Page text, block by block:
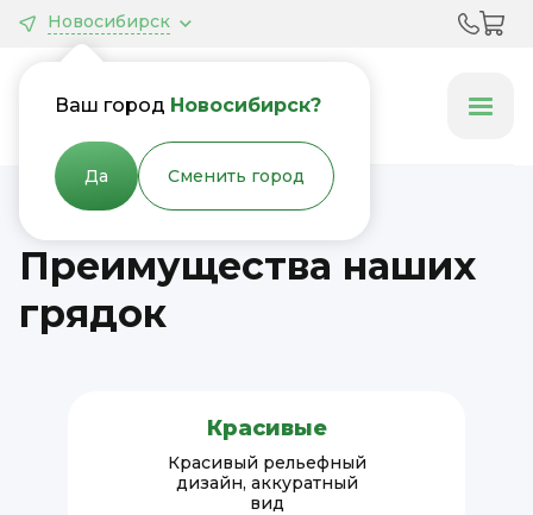
Новосибирск
Ваш город Новосибирск?
Да Сменить город
Грядки & Клумбы
Преимущества наших
грядок
Красивые
Красивый рельефный
дизайн, аккуратный
вид